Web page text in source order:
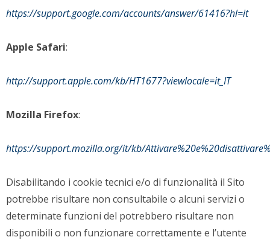
https://support.google.com/accounts/answer/61416?hl=it
Apple Safari:
http://support.apple.com/kb/HT1677?viewlocale=it_IT
Mozilla Firefox:
https://support.mozilla.org/it/kb/
Disabilitando i cookie tecnici e/o di funzionalità il Sito
potrebbe risultare non consultabile o alcuni servizi o
determinate funzioni del potrebbero risultare non
disponibili o non funzionare correttamente e l’utente